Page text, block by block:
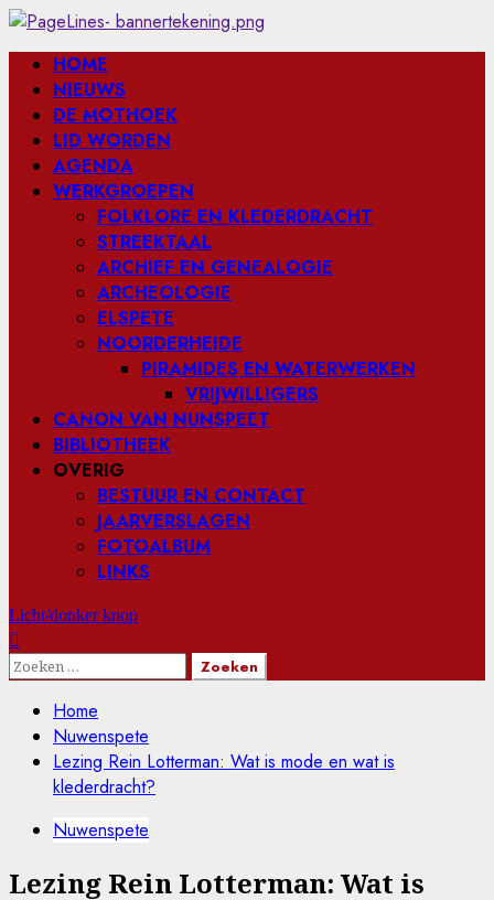
Ga
naar
inhoud
Primair
menu
HOME
NIEUWS
DE MOTHOEK
LID WORDEN
AGENDA
WERKGROEPEN
FOLKLORE EN KLEDERDRACHT
STREEKTAAL
ARCHIEF EN GENEALOGIE
ARCHEOLOGIE
ELSPETE
NOORDERHEIDE
PIRAMIDES EN WATERWERKEN
VRIJWILLIGERS
CANON VAN NUNSPEET
BIBLIOTHEEK
OVERIG
BESTUUR EN CONTACT
JAARVERSLAGEN
FOTOALBUM
LINKS
Licht/donker knop
Zoeken
Home
Nuwenspete
Lezing Rein Lotterman: Wat is mode en wat is
klederdracht?
Nuwenspete
Lezing Rein Lotterman: Wat is